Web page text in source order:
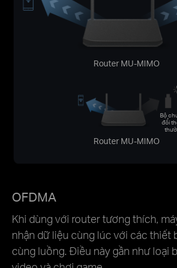
Router MU-MIMO
Router MU-MIMO
Bộ
đổi
OFDMA
Khi dùng với router tương thích,
nhận dữ liệu cùng lúc với các thiết
cùng luồng. Điều này gần như loại